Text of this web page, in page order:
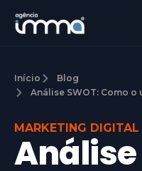
Início
Blog
Análise SWOT: Como
MARKETING DIGITAL
Análise